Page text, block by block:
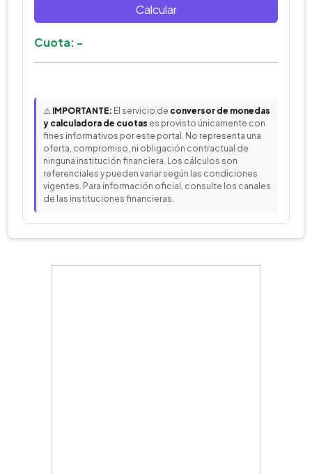
Calcular
Cuota: -
⚠️ IMPORTANTE: El servicio de conversor de monedas
y calculadora de cuotas es provisto únicamente con
fines informativos por este portal. No representa una
oferta, compromiso, ni obligación contractual de
ninguna institución financiera. Los cálculos son
referenciales y pueden variar según las condiciones
vigentes. Para información oficial, consulte los canales
de las instituciones financieras.